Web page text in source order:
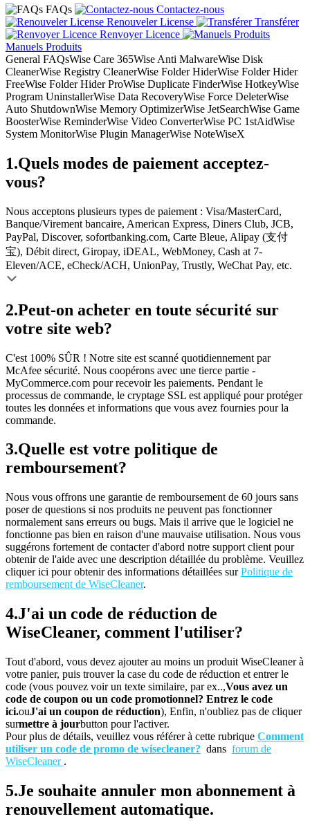
FAQs
Contactez-nous
Renouveler License
Transférer
Renvoyer Licence
Manuels Produits
General FAQsWise Care 365Wise Anti MalwareWise Disk
CleanerWise Registry CleanerWise Folder HiderWise Folder Hider
FreeWise Folder Hider ProWise Duplicate FinderWise HotkeyWise
Program UninstallerWise Data RecoveryWise Force DeleterWise
Auto ShutdownWise Memory OptimizerWise JetSearchWise Game
BoosterWise ReminderWise Video ConverterWise PC 1stAidWise
System MonitorWise Plugin ManagerWise NoteWiseX
1.Quels modes de paiement acceptez-
vous?
Nous acceptons plusieurs types de paiement : Visa/MasterCard,
Banque/Virement bancaire, American Express, Diners Club, JCB,
PayPal, Discover, sofortbanking.com, Carte Bleue, Alipay (支付
宝), Débit direct, Giropay, iDEAL, WebMoney, Cash at 7-
Eleven/ACE, eCheck/ACH, UnionPay, Trustly, WeChat Pay, etc.
2.Peut-on acheter en toute sécurité sur
votre site web?
C'est 100% SÛR ! Notre site est scanné quotidiennement par
McAfee sécurité. Nous coopérons avec une tierce partie -
MyCommerce.com pour recevoir les paiements. Pendant le
processus de commande, le cryptage SSL est appliqué pour protéger
toutes les données et informations que vous avez fournies pour la
commande.
3.Quelle est votre politique de
remboursement?
Nous vous offrons une garantie de remboursement de 60 jours sans
poser de questions si nos produits ne peuvent pas fonctionner
normalement sans erreurs ou bugs. Mais il arrive que le logiciel ne
fonctionne pas bien en raison d'une mauvaise utilisation. Nous vous
suggérons fortement de contacter d'abord notre support client pour
obtenir de l'aide avec une description détaillée du problème. Veuillez
cliquer ici pour obtenir des informations détaillées surPolitique de
remboursement de WiseCleaner.
4.J'ai un code de réduction de
WiseCleaner, comment l'utiliser?
Tout d'abord, vous devez ajouter au moins un produit WiseCleaner à
votre panier, puis trouver la case du code de réduction et entrer le
code (vous pouvez voir un texte similaire, par ex..,Vous avez un
code de coupon ou un code promotionnel? Entrez le code
ici.ouJ'ai un coupon de réduction), Enfin, n'oubliez pas de cliquer
surmettre à jourbutton pour l'activer.
Pour plus de détails, veuillez vous référer à cette rubrique Comment
utiliser un code de promo de wisecleaner? dans forum de
WiseCleaner .
5.Je souhaite annuler mon abonnement à
renouvellement automatique.